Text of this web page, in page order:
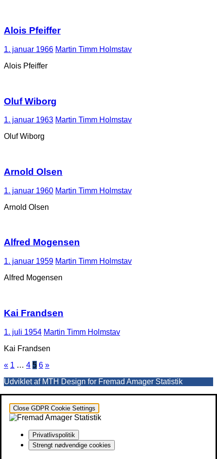
Alois Pfeiffer
1. januar 1966 Martin Timm Holmstav
Alois Pfeiffer
Oluf Wiborg
1. januar 1963 Martin Timm Holmstav
Oluf Wiborg
Arnold Olsen
1. januar 1960 Martin Timm Holmstav
Arnold Olsen
Alfred Mogensen
1. januar 1959 Martin Timm Holmstav
Alfred Mogensen
Kai Frandsen
1. juli 1954 Martin Timm Holmstav
Kai Frandsen
Indlægsinddeling
« 1 … 4 5 6 »
Udviklet af MTH Design for Fremad Amager Statistik
Close GDPR Cookie Settings
Privatlivspolitik
Strengt nødvendige cookies